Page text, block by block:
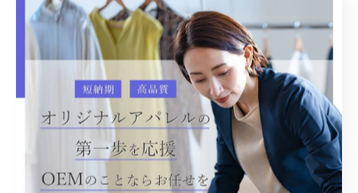
スタジャン
手持ちのキャンバスバッグ
オリジナル商品 金具タグ付き デニム
加工物 シャツ オリジナルOEM
レース ステッチワーク 雑貨商品
ハトロン紙 ストレッチデニム